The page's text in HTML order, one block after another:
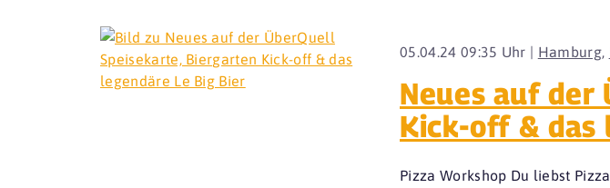
05.04.24 09:35 Uhr | Hamburg,
Neues auf der
Kick-off & das
Pizza Workshop Du liebst